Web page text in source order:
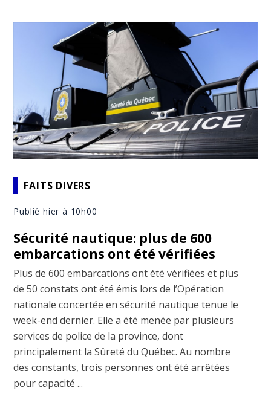
FAITS DIVERS
Publié hier à 10h00
Sécurité nautique: plus de 600
embarcations ont été vérifiées
Plus de 600 embarcations ont été vérifiées et plus
de 50 constats ont été émis lors de l’Opération
nationale concertée en sécurité nautique tenue le
week-end dernier. Elle a été menée par plusieurs
services de police de la province, dont
principalement la Sûreté du Québec. Au nombre
des constants, trois personnes ont été arrêtées
pour capacité ...